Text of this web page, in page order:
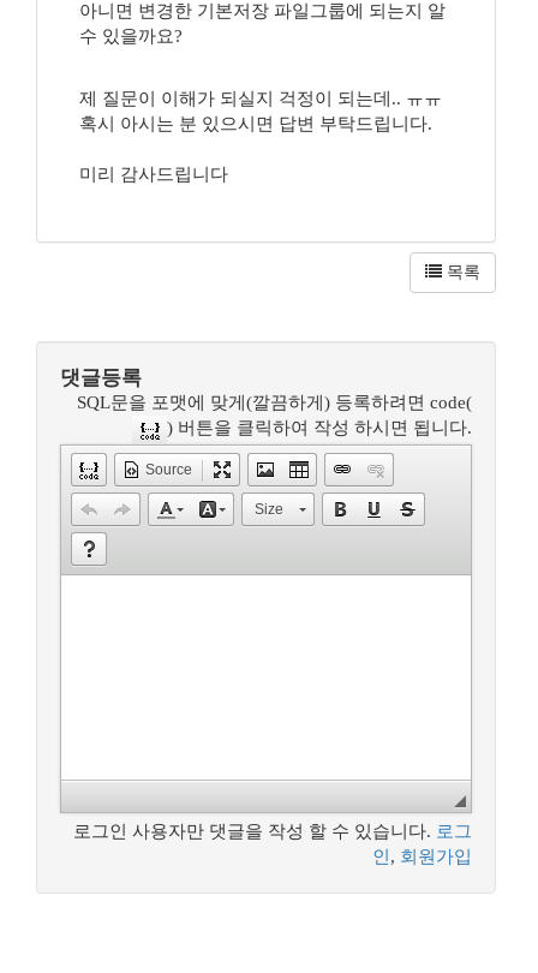
아니면 변경한 기본저장 파일그룹에 되는지 알
수 있을까요?
제 질문이 이해가 되실지 걱정이 되는데.. ㅠㅠ
혹시 아시는 분 있으시면 답변 부탁드립니다.
미리 감사드립니다
목록
댓글등록
SQL문을 포맷에 맞게(깔끔하게) 등록하려면 code(
) 버튼을 클릭하여 작성 하시면 됩니다.
Source
Size
로그인 사용자만 댓글을 작성 할 수 있습니다. 로그
인 , 회원가입